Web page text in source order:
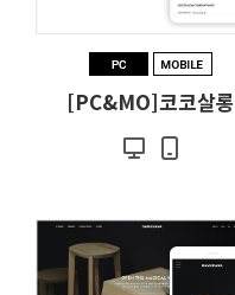
[PC&MO]코코살롱